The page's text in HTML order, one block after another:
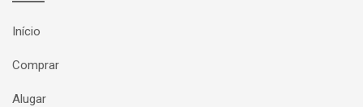
Início
Comprar
Alugar